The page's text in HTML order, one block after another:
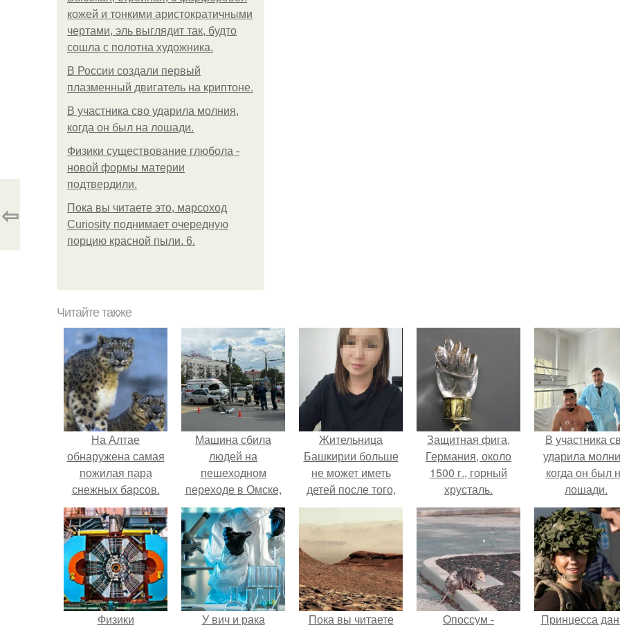
кожей и тонкими аристократичными
чертами, эль выглядит так, будто
сошла с полотна художника.
В России создали первый
плазменный двигатель на криптоне.
В участника сво ударила молния,
когда он был на лошади.
Физики существование глюбола -
новой формы материи
подтвердили.
Пока вы читаете это, марсоход
Curiosity поднимает очередную
порцию красной пыли. 6.
⇦
Читайте также
На Алтае
обнаружена самая
пожилая пара
снежных барсов.
Машина сбила
людей на
пешеходном
переходе в Омске,
пострадали 8
человек.
Жительница
Башкирии больше
не может иметь
детей после того,
как медики сделали
ей аборт на шестом
месяце
беременности и
оставили в матке
плаценту.
Защитная фига,
Германия, около
1500 г., горный
хрусталь.
В участника
ударила
когда он был
лошади.
Физики У вич и рака Пока вы читаете Опоссум - Принцесса